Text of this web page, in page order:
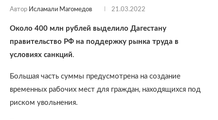
Автор Исламали Магомедов 21.03.2022
Около 400 млн рублей выделило Дагестану
правительство РФ на поддержку рынка труда в
условиях санкций.
Большая часть суммы предусмотрена на создание
временных рабочих мест для граждан, находящихся под
риском увольнения.